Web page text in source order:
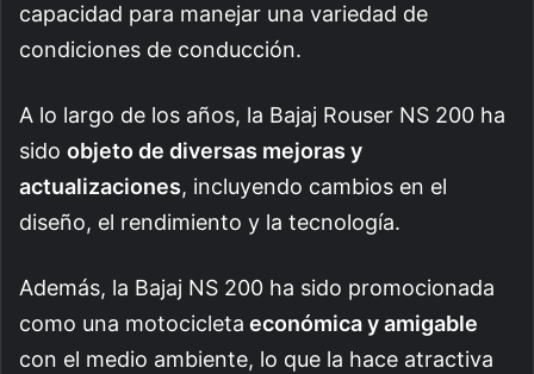
capacidad para manejar una variedad de
condiciones de conducción.
A lo largo de los años, la Bajaj Rouser NS 200 ha
sido objeto de diversas mejoras y
actualizaciones, incluyendo cambios en el
diseño, el rendimiento y la tecnología.
Además, la Bajaj NS 200 ha sido promocionada
como una motocicleta económica y amigable
con el medio ambiente, lo que la hace atractiva